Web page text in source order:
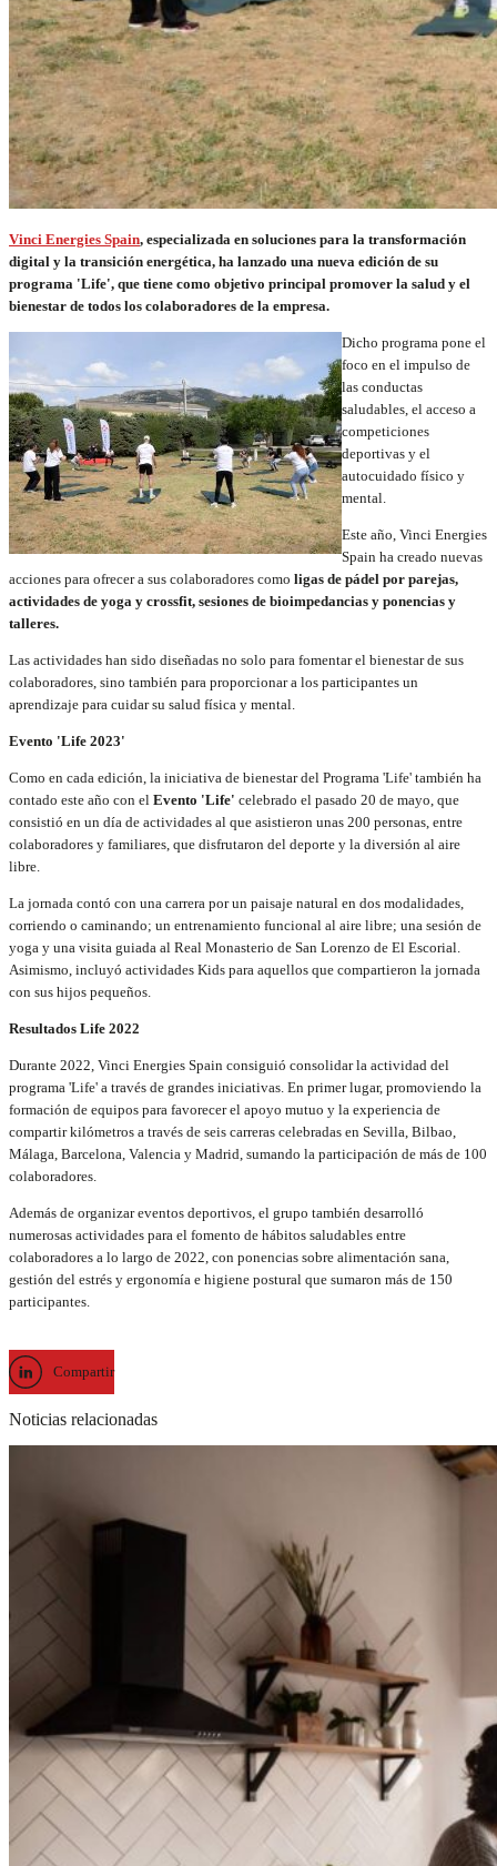
Vinci Energies Spain, especializada en soluciones para la transformación
digital y la transición energética, ha lanzado una nueva edición de su
programa 'Life', que tiene como objetivo principal promover la salud y el
bienestar de todos los colaboradores de la empresa.
Dicho programa pone el
foco en el impulso de
las conductas
saludables, el acceso a
competiciones
deportivas y el
autocuidado físico y
mental.
Este año, Vinci Energies
Spain ha creado nuevas
acciones para ofrecer a sus colaboradores como ligas de pádel por parejas,
actividades de yoga y crossfit, sesiones de bioimpedancias y ponencias y
talleres.
Las actividades han sido diseñadas no solo para fomentar el bienestar de sus
colaboradores, sino también para proporcionar a los participantes un
aprendizaje para cuidar su salud física y mental.
Evento 'Life 2023'
Como en cada edición, la iniciativa de bienestar del Programa 'Life' también ha
contado este año con el Evento 'Life' celebrado el pasado 20 de mayo, que
consistió en un día de actividades al que asistieron unas 200 personas, entre
colaboradores y familiares, que disfrutaron del deporte y la diversión al aire
libre.
La jornada contó con una carrera por un paisaje natural en dos modalidades,
corriendo o caminando; un entrenamiento funcional al aire libre; una sesión de
yoga y una visita guiada al Real Monasterio de San Lorenzo de El Escorial.
Asimismo, incluyó actividades Kids para aquellos que compartieron la jornada
con sus hijos pequeños.
Resultados Life 2022
Durante 2022, Vinci Energies Spain consiguió consolidar la actividad del
programa 'Life' a través de grandes iniciativas. En primer lugar, promoviendo la
formación de equipos para favorecer el apoyo mutuo y la experiencia de
compartir kilómetros a través de seis carreras celebradas en Sevilla, Bilbao,
Málaga, Barcelona, Valencia y Madrid, sumando la participación de más de 100
colaboradores.
Además de organizar eventos deportivos, el grupo también desarrolló
numerosas actividades para el fomento de hábitos saludables entre
colaboradores a lo largo de 2022, con ponencias sobre alimentación sana,
gestión del estrés y ergonomía e higiene postural que sumaron más de 150
participantes.
Compartir
Noticias relacionadas